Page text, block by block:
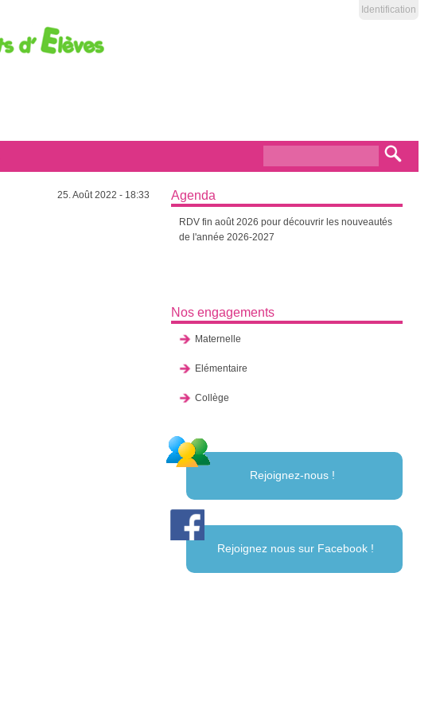
Identification
25. Août 2022 - 18:33 Agenda
RDV fin août 2026 pour découvrir les nouveautés
de l'année 2026-2027
Nos engagements
Maternelle
Elémentaire
Collège
Rejoignez-nous !
Rejoignez nous sur Facebook !